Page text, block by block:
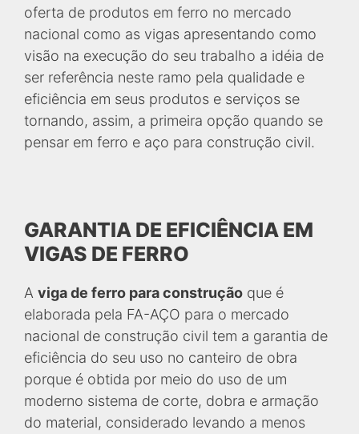
oferta de produtos em ferro no mercado
nacional como as vigas apresentando como
visão na execução do seu trabalho a idéia de
ser referência neste ramo pela qualidade e
eficiência em seus produtos e serviços se
tornando, assim, a primeira opção quando se
pensar em ferro e aço para construção civil.
GARANTIA DE EFICIÊNCIA EM
VIGAS DE FERRO
A viga de ferro para construção que é
elaborada pela FA-AÇO para o mercado
nacional de construção civil tem a garantia de
eficiência do seu uso no canteiro de obra
porque é obtida por meio do uso de um
moderno sistema de corte, dobra e armação
do material, considerado levando a menos